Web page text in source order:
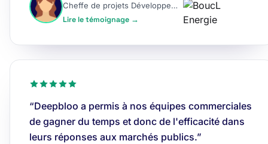
Cheffe de projets Développement
Lire le témoignage →
“Deepbloo a permis à nos équipes commerciales
de gagner du temps et donc de l'efficacité dans
leurs réponses aux marchés publics.”